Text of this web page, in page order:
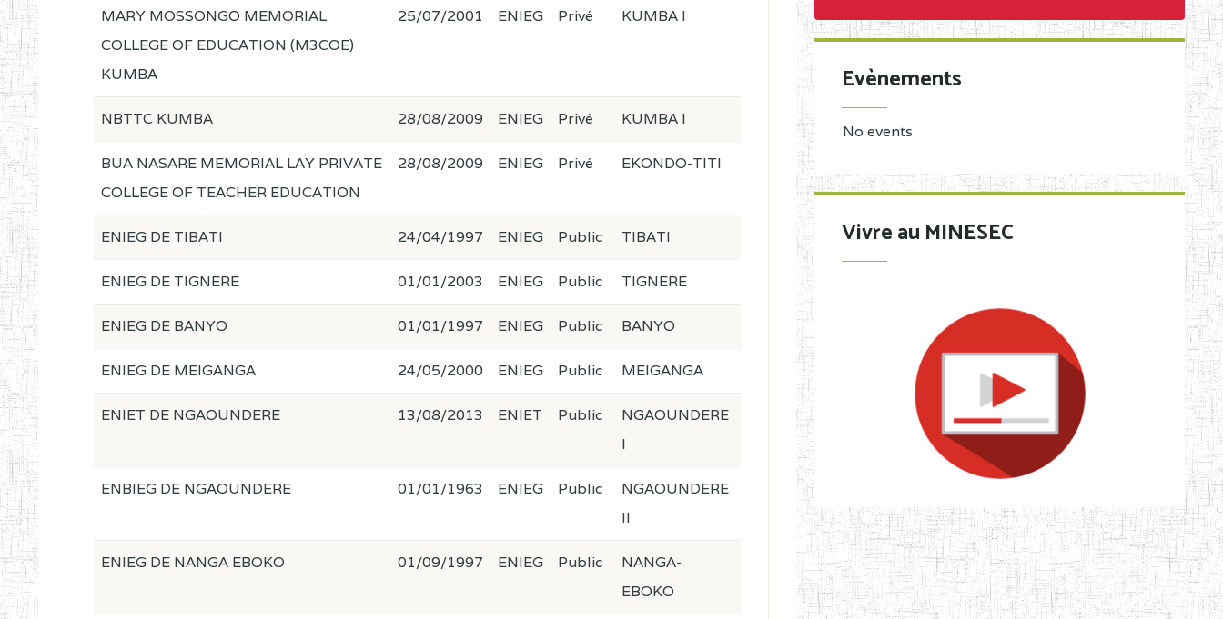
MARY MOSSONGO MEMORIAL
COLLEGE OF EDUCATION (M3COE)
KUMBA
25/07/2001 ENIEG Privé KUMBA I
NBTTC KUMBA 28/08/2009 ENIEG Privé KUMBA I
BUA NASARE MEMORIAL LAY PRIVATE
COLLEGE OF TEACHER EDUCATION
28/08/2009 ENIEG Privé EKONDO-TITI
ENIEG DE TIBATI 24/04/1997 ENIEG Public TIBATI
ENIEG DE TIGNERE 01/01/2003 ENIEG Public TIGNERE
ENIEG DE BANYO 01/01/1997 ENIEG Public BANYO
ENIEG DE MEIGANGA 24/05/2000 ENIEG Public MEIGANGA
ENIET DE NGAOUNDERE 13/08/2013 ENIET Public
NGAOUNDERE
I
ENBIEG DE NGAOUNDERE 01/01/1963 ENIEG Public
NGAOUNDERE
II
ENIEG DE NANGA EBOKO 01/09/1997 ENIEG Public
NANGA-
EBOKO
Evènements
No events
Vivre au MINESEC